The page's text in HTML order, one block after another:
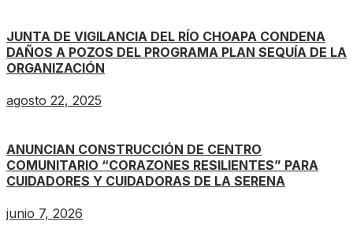
JUNTA DE VIGILANCIA DEL RÍO CHOAPA CONDENA
DAÑOS A POZOS DEL PROGRAMA PLAN SEQUÍA DE LA
ORGANIZACIÓN
agosto 22, 2025
ANUNCIAN CONSTRUCCIÓN DE CENTRO
COMUNITARIO “CORAZONES RESILIENTES” PARA
CUIDADORES Y CUIDADORAS DE LA SERENA
junio 7, 2026